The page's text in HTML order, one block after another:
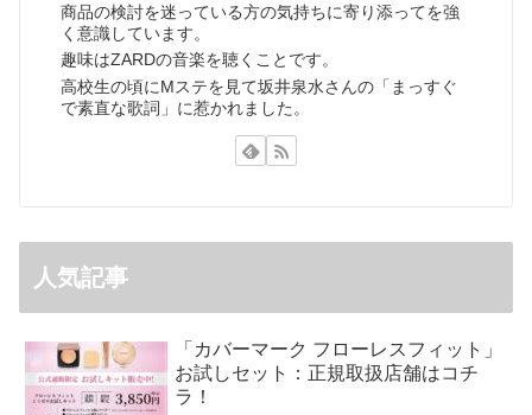
商品の検討を迷っている方の気持ちに寄り添ってを強
く意識しています。
趣味はZARDの音楽を聴くことです。
高校生の頃にMステを見て坂井泉水さんの「まっすぐ
で素直な歌詞」に惹かれました。
人気記事
「カバーマーク フローレスフィット」
お試しセット：正規取扱店舗はコチ
ラ！